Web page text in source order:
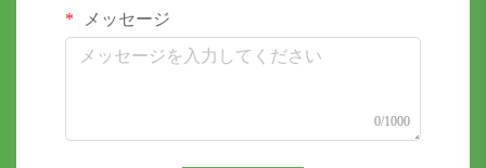
メッセージ
0/1000